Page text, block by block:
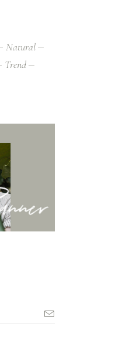
Natural
Trend